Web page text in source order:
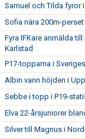
Samuel och Tilda fyror
Sofia nära 200m-
Fyra IFKare anmälda
Karlstad
P17-topparna i
Albin vann höjden i
Sebbe i topp i P19-
Elva 22-årsjuniorer
Silver till Magnus i